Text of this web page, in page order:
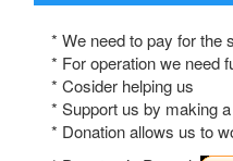
* We need to pay for the
* For operation we need
* Cosider helping us
* Support us by making
* Donation allows us to